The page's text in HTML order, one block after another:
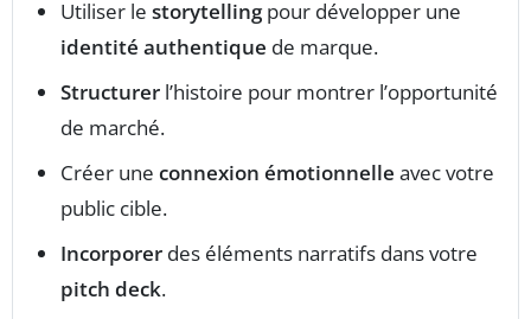
Utiliser le storytellingpour développer une
identité authentique de marque.
Structurer l’histoire pour montrer l’opportunité
de marché.
Créer une connexion émotionnelle avec votre
public cible.
Incorporer des éléments narratifs dans votre
pitch deck.